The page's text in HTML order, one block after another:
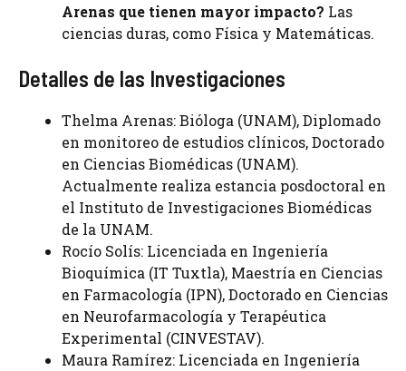
Arenas que tienen mayor impacto? Las
ciencias duras, como Física y Matemáticas.
Detalles de las Investigaciones
Thelma Arenas: Bióloga (UNAM), Diplomado
en monitoreo de estudios clínicos, Doctorado
en Ciencias Biomédicas (UNAM).
Actualmente realiza estancia posdoctoral en
el Instituto de Investigaciones Biomédicas
de la UNAM.
Rocío Solís: Licenciada en Ingeniería
Bioquímica (IT Tuxtla), Maestría en Ciencias
en Farmacología (IPN), Doctorado en Ciencias
en Neurofarmacología y Terapéutica
Experimental (CINVESTAV).
Maura Ramírez: Licenciada en Ingeniería